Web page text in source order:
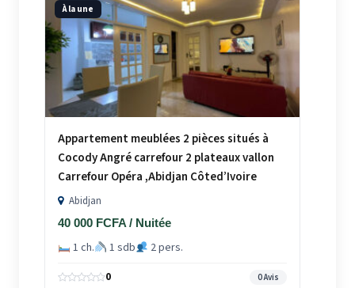
À la une
Appartement meublées 2 pièces situés à
Cocody Angré carrefour 2 plateaux vallon
Carrefour Opéra ,Abidjan Côted’Ivoire
Abidjan
40 000 FCFA / Nuitée
1 ch. 1 sdb 2 pers.
0 0 Avis